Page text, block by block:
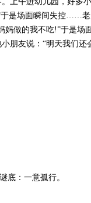
是场面瞬间失控……
妈做的我不吃!”于是
朋友说：“明天我们还
：一意孤行。